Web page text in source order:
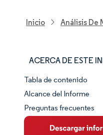
Inicio Análisis De
ACERCA DE ESTE
Panorama del
Visión General del
Tendencias
Tabla de contenido
Alcance del Informe
Preguntas frecuentes